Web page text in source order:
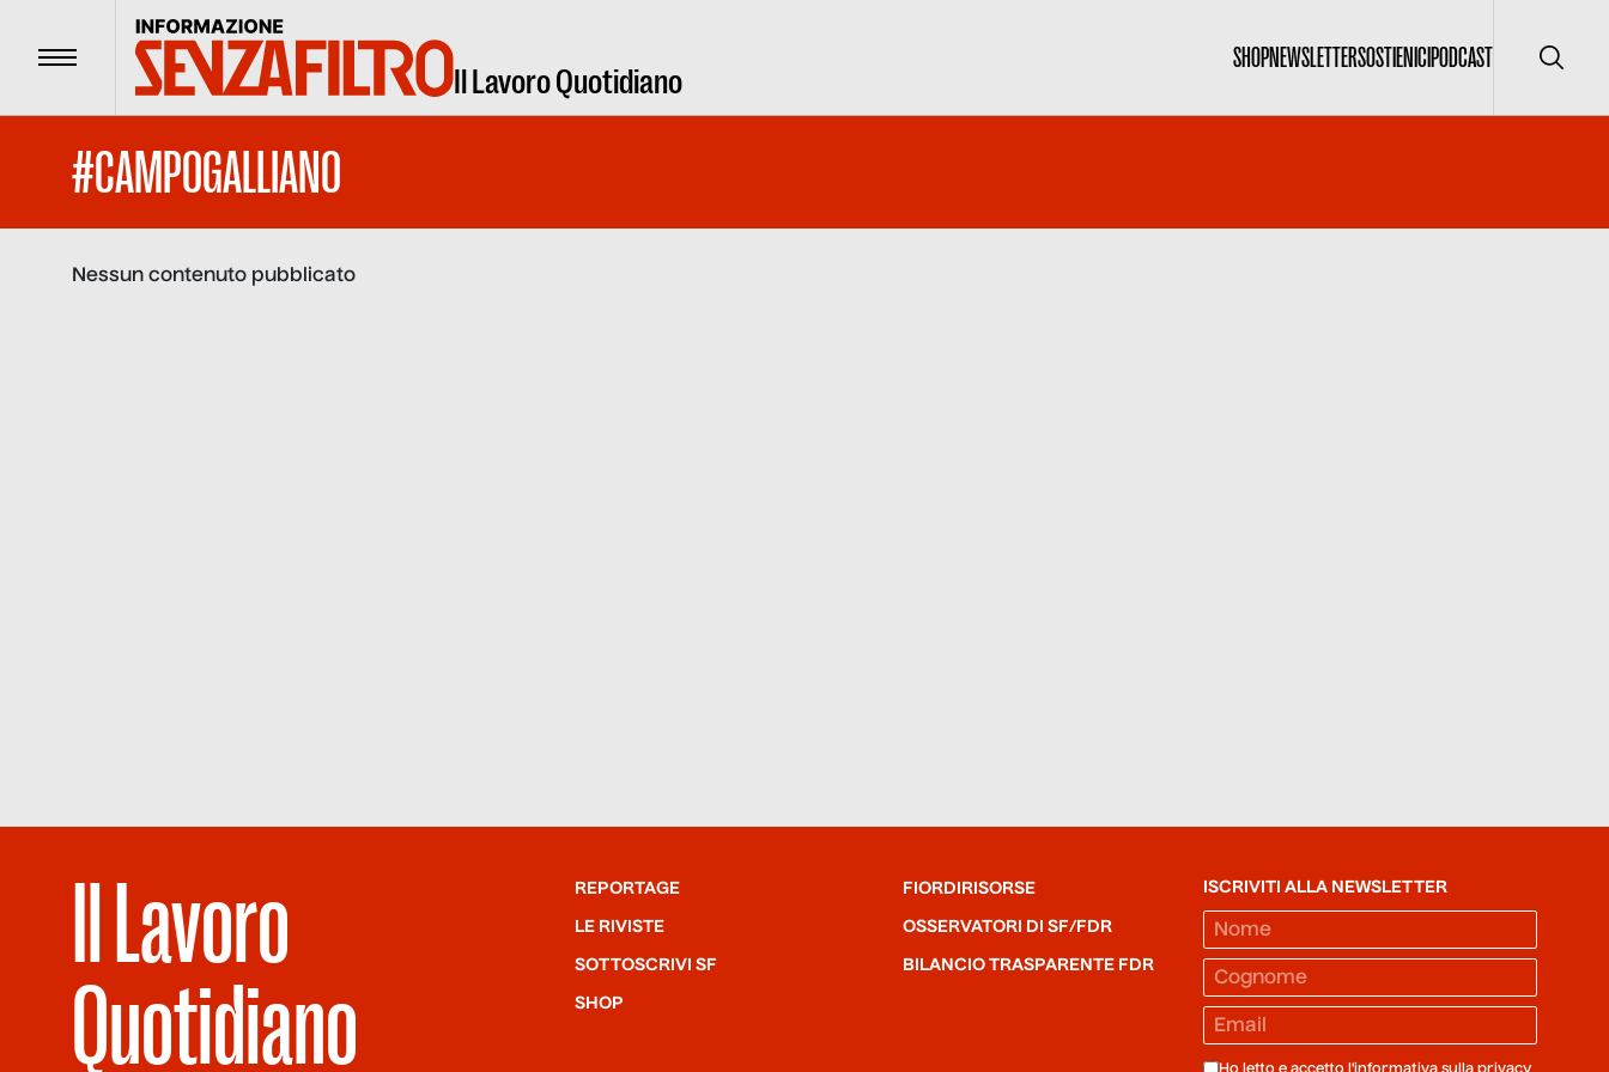
Menu Il Lavoro Quotidiano
SHOPNEWSLETTERSOSTIENICIPODCAST Cerca
#CAMPOGALLIANO
Nessun contenuto pubblicato
Il Lavoro
Quotidiano
REPORTAGE
LE RIVISTE
SOTTOSCRIVI SF
SHOP
FIORDIRISORSE
OSSERVATORI DI SF/FDR
BILANCIO TRASPARENTE FDR
ISCRIVITI ALLA NEWSLETTER